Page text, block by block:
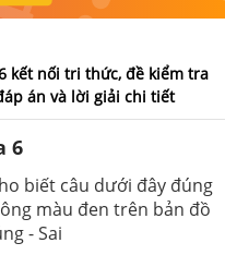
kết nối tri thức, đề kiểm tra
án và lời giải chi tiết
6
biết câu dưới đây đúng
màu đen trên bản đồ
- Sai